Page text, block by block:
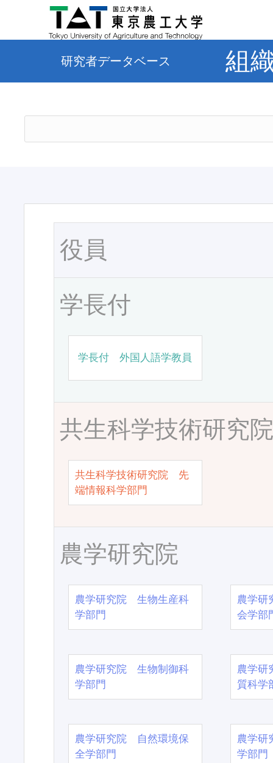
研究者データベース 組
役員
学長付
学長付 外国人語学教員
共生科学技術研究
共生科学技術研究院 先
端情報科学部門
農学研究院
農学研究院 生物生産科
学部門
農学
会学部
農学研究院 生物制御科
学部門
農学
質科学
農学研究院 自然環境保
全学部門
農学
学部門